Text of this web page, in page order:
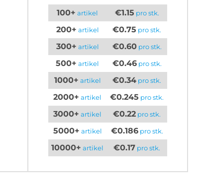
100+ artikel €1.15 pro stk.
200+ artikel €0.75 pro stk.
300+ artikel €0.60pro stk.
500+ artikel €0.46pro stk.
1000+ artikel €0.34 pro stk.
2000+ artikel €0.245 pro stk.
3000+ artikel €0.22 pro stk.
5000+ artikel €0.186pro stk.
10000+ artikel €0.17 pro stk.